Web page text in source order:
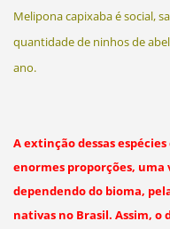
Melipona capixaba é social,
quantidade de ninhos de
ano.
A extinção dessas
enormes proporções, uma
dependendo do bioma,
nativas no Brasil. Assim, o